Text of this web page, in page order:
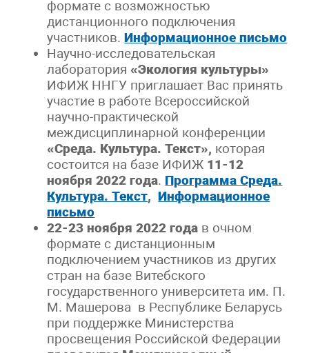
формате с возможностью
дистанционного подключения
участников.Информационное письмо
Научно-исследовательская
лаборатория «Экология культуры»
ИФИЖ ННГУ приглашает Вас принять
участие в работе Всероссийской
научно-практической
междисциплинарной конференции
«Среда. Культура. Текст», которая
состоится на базе ИФИЖ 11-12
ноября 2022 года. Программа Среда.
Культура. Текст, Информационное
письмо
22-23 ноября 2022 года в очном
формате с дистанционным
подключением участников из других
стран на базе Витебского
государственного университета им. П.
М. Машерова в Республике Беларусь
при поддержке Министерства
просвещения Российской Федерации